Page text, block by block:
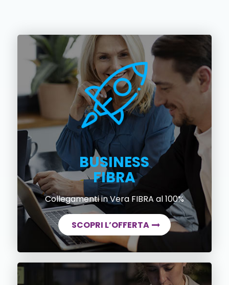
BUSINESS
FIBRA
Collegamenti in Vera FIBRA al 100%
SCOPRI L’OFFERTA